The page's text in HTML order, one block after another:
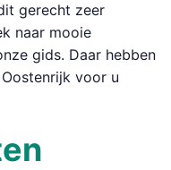
gerecht zeer
naar mooie
gids. Daar hebben
voor u